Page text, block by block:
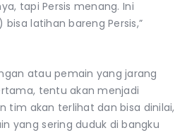
tapi Persis menang. Ini
latihan bareng Persis,”
atau pemain yang jarang
tentu akan menjadi
tim akan terlihat dan bisa dinilai,
yang sering duduk di bangku